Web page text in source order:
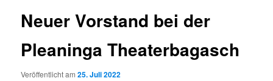
Neuer Vorstand bei der
Pleaninga Theaterbagasch
Veröffentlicht am25. Juli 2022